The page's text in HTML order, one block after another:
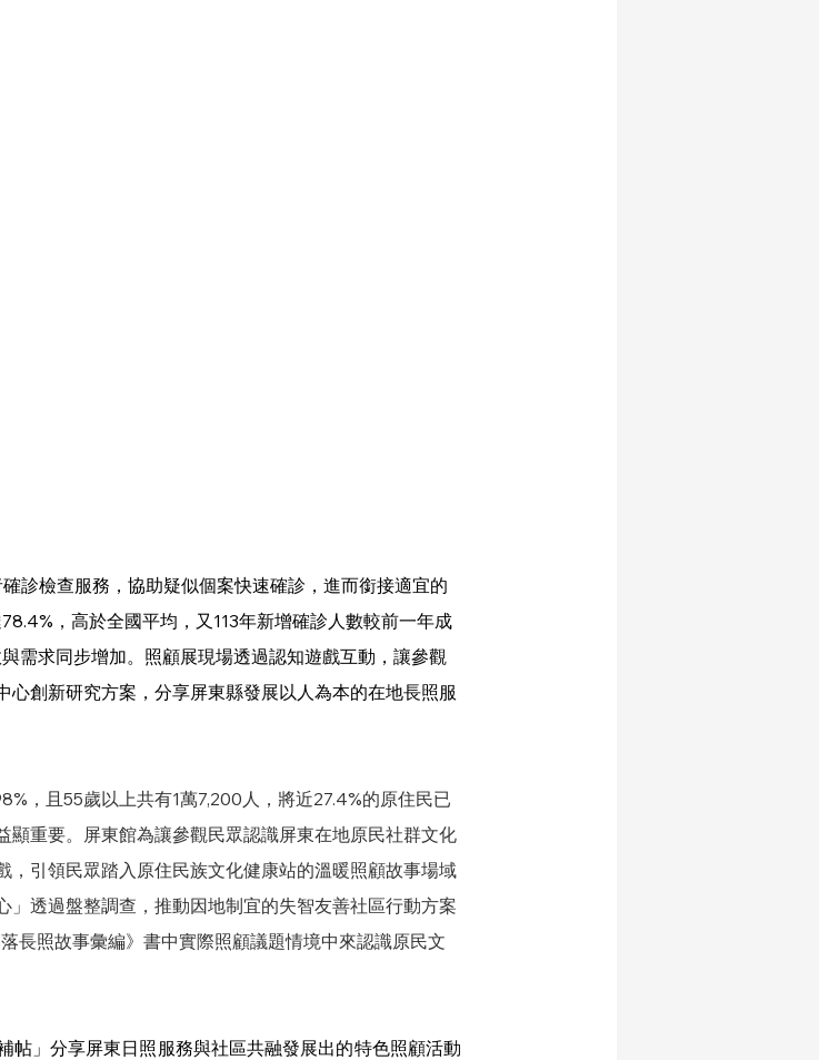
診檢查服務，協助疑似個案快速確診，進而銜接適宜的
，高於全國平均，又113年新增確診人數較前一年成
需求同步增加。照顧展現場透過認知遊戲互動，讓參觀
創新研究方案，分享屏東縣發展以人為本的在地長照服
，且55歲以上共有1萬7,200人，將近27.4%的原住民已
顯重要。屏東館為讓參觀民眾認識屏東在地原民社群文化
，引領民眾踏入原住民族文化健康站的溫暖照顧故事場域
透過盤整調查，推動因地制宜的失智友善社區行動方案
長照故事彙編》書中實際照顧議題情境中來認識原民文
帖」分享屏東日照服務與社區共融發展出的特色照顧活動